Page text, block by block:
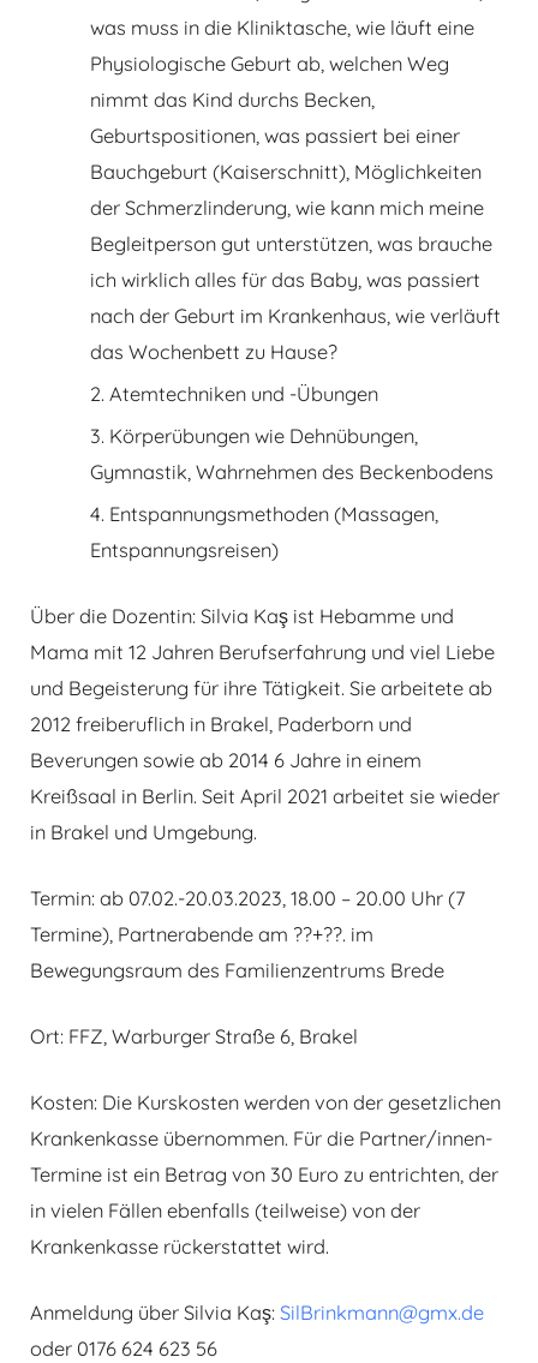
was muss in die Kliniktasche, wie läuft eine
Physiologische Geburt ab, welchen Weg
nimmt das Kind durchs Becken,
Geburtspositionen, was passiert bei einer
Bauchgeburt (Kaiserschnitt), Möglichkeiten
der Schmerzlinderung, wie kann mich meine
Begleitperson gut unterstützen, was brauche
ich wirklich alles für das Baby, was passiert
nach der Geburt im Krankenhaus, wie verläuft
das Wochenbett zu Hause?
Atemtechniken und -Übungen
Körperübungen wie Dehnübungen,
Gymnastik, Wahrnehmen des Beckenbodens
Entspannungsmethoden (Massagen,
Entspannungsreisen)
Über die Dozentin: Silvia Kaş ist Hebamme und
Mama mit 12 Jahren Berufserfahrung und viel Liebe
und Begeisterung für ihre Tätigkeit. Sie arbeitete ab
2012 freiberuflich in Brakel, Paderborn und
Beverungen sowie ab 2014 6 Jahre in einem
Kreißsaal in Berlin. Seit April 2021 arbeitet sie wieder
in Brakel und Umgebung.
Termin: ab 07.02.-20.03.2023, 18.00 – 20.00 Uhr (7
Termine), Partnerabende am ??+??. im
Bewegungsraum des Familienzentrums Brede
Ort: FFZ, Warburger Straße 6, Brakel
Kosten: Die Kurskosten werden von der gesetzlichen
Krankenkasse übernommen. Für die Partner/innen-
Termine ist ein Betrag von 30 Euro zu entrichten, der
in vielen Fällen ebenfalls (teilweise) von der
Krankenkasse rückerstattet wird.
Anmeldung über Silvia Kaş:SilBrinkmann@gmx.de
oder 0176 624 623 56